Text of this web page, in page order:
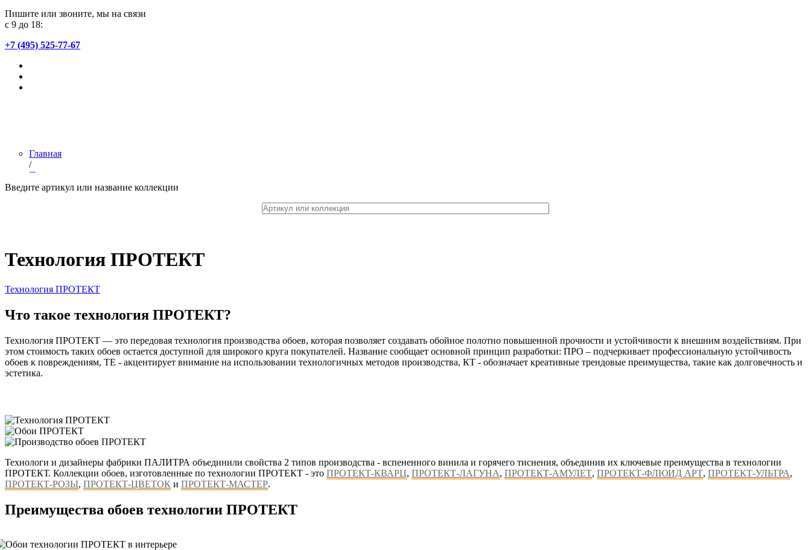
Пишите или звоните, мы на связи
с 9 до 18:
+7 (495) 525-77-67
Главная
/
Полезное
/
Введите артикул или название коллекции
Технология ПРОТЕКТ
Технология ПРОТЕКТ
Что такое технология ПРОТЕКТ?
Технология ПРОТЕКТ — это передовая технология производства обоев, которая позволяет создавать обойное полотно повышенной прочности и устойчивости к внешним воздействиям. При
этом стоимость таких обоев остается доступной для широкого круга покупателей. Название сообщает основной принцип разработки: ПРО – подчеркивает профессиональную устойчивость
обоев к повреждениям, ТЕ - акцентирует внимание на использовании технологичных методов производства, КТ - обозначает креативные трендовые преимущества, такие как долговечность и
эстетика.
Технологи и дизайнеры фабрики ПАЛИТРА объединили свойства 2 типов производства - вспененного винила и горячего тиснения, объединив их ключевые преимущества в технологии
ПРОТЕКТ. Коллекции обоев, изготовленные по технологии ПРОТЕКТ - это ПРОТЕКТ-КВАРЦ, ПРОТЕКТ-ЛАГУНА, ПРОТЕКТ-АМУЛЕТ, ПРОТЕКТ-ФЛЮИД АРТ, ПРОТЕКТ-УЛЬТРА,
ПРОТЕКТ-РОЗЫ, ПРОТЕКТ-ЦВЕТОК и ПРОТЕКТ-МАСТЕР.
Преимущества обоев технологии ПРОТЕКТ